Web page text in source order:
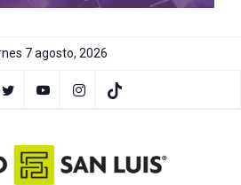
7 agosto, 2026